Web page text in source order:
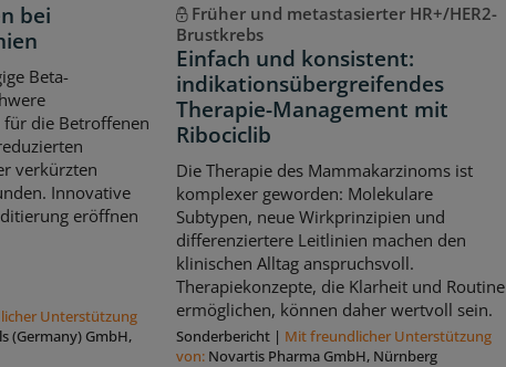
bei
Beta-
die Betroffenen
verkürzten
Innovative
eröffnen
Unterstützung
(Germany) GmbH,
Früher und metastasierter HR+/HER2-
Brustkrebs
Einfach und konsistent:
indikationsübergreifendes
Therapie-Management mit
Ribociclib
Die Therapie des Mammakarzinoms ist
komplexer geworden: Molekulare
Subtypen, neue Wirkprinzipien und
differenziertere Leitlinien machen den
klinischen Alltag anspruchsvoll.
Therapiekonzepte, die Klarheit und Routine
ermöglichen, können daher wertvoll sein.
Sonderbericht| Mit freundlicher Unterstützung
von: Novartis Pharma GmbH, Nürnberg